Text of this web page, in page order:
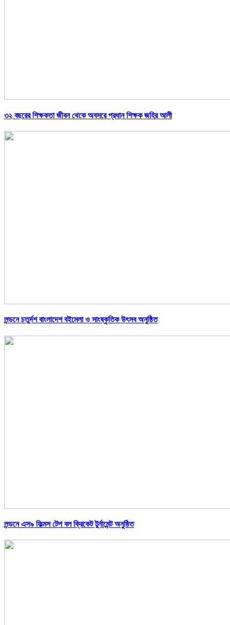
৩২ বছরের শিক্ষকতা জীবন থেকে অবসরে প্রধান শিক্ষক জহির আলী
লন্ডনে চতুর্দশ বাংলাদেশ বইমেলা ও সাংষ্কৃতিক উৎসব অনুষ্ঠিত
লন্ডনে এস৯ ফিল্মস টেপ বল ক্রিকেট টুর্নামেন্ট অনুষ্ঠিত